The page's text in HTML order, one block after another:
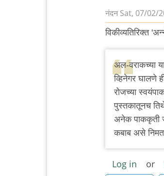
नंदन Sat, 07/02/
विकीव्यतिरिक्त
अल-वराकच्या
व्हिनेगर घालणे
रोजच्या
पुस्तकातूनच
अनेक पाककृती
कबाब असे
Log in or